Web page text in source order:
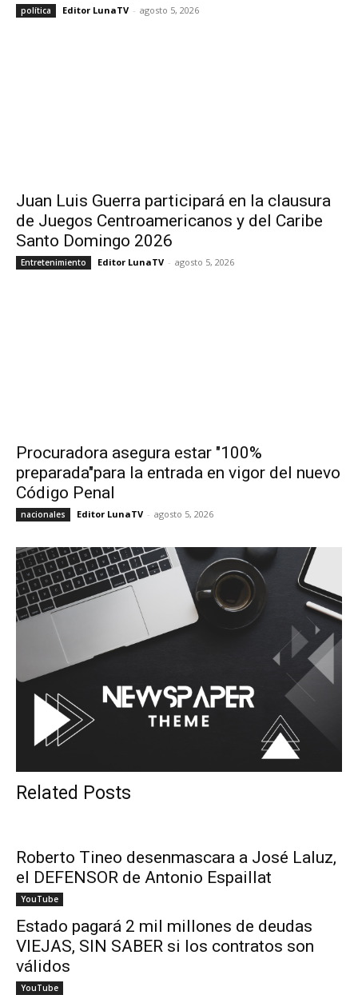
política Editor LunaTV - agosto 5, 2026
Juan Luis Guerra participará en la clausura
de Juegos Centroamericanos y del Caribe
Santo Domingo 2026
Entretenimiento Editor LunaTV - agosto 5, 2026
Procuradora asegura estar "100%
preparada"para la entrada en vigor del nuevo
Código Penal
nacionales Editor LunaTV - agosto 5, 2026
Related Posts
Roberto Tineo desenmascara a José Laluz,
el DEFENSOR de Antonio Espaillat
YouTube
Estado pagará 2 mil millones de deudas
VIEJAS, SIN SABER si los contratos son
válidos
YouTube